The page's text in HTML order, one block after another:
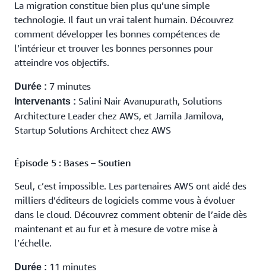
La migration constitue bien plus qu’une simple
technologie. Il faut un vrai talent humain. Découvrez
comment développer les bonnes compétences de
l’intérieur et trouver les bonnes personnes pour
atteindre vos objectifs.
Durée : 7 minutes
Intervenants : Salini Nair Avanupurath, Solutions
Architecture Leader chez AWS, et Jamila Jamilova,
Startup Solutions Architect chez AWS
Épisode 5 : Bases – Soutien
Seul, c’est impossible. Les partenaires AWS ont aidé des
milliers d’éditeurs de logiciels comme vous à évoluer
dans le cloud. Découvrez comment obtenir de l’aide dès
maintenant et au fur et à mesure de votre mise à
l’échelle.
Durée : 11 minutes